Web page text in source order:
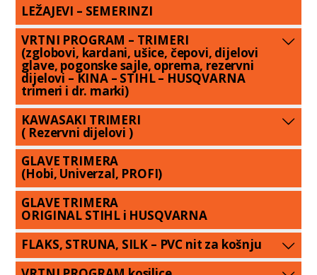
LEŽAJEVI – SEMERINZI
VRTNI PROGRAM – TRIMERI
(zglobovi, kardani, ušice, čepovi, dijelovi
glave, pogonske sajle, oprema, rezervni
dijelovi – KINA – STIHL – HUSQVARNA
trimeri i dr. marki)
KAWASAKI TRIMERI
( Rezervni dijelovi )
GLAVE TRIMERA
(Hobi, Univerzal, PROFI)
GLAVE TRIMERA
ORIGINAL STIHL i HUSQVARNA
FLAKS, STRUNA, SILK – PVC nit za košnju